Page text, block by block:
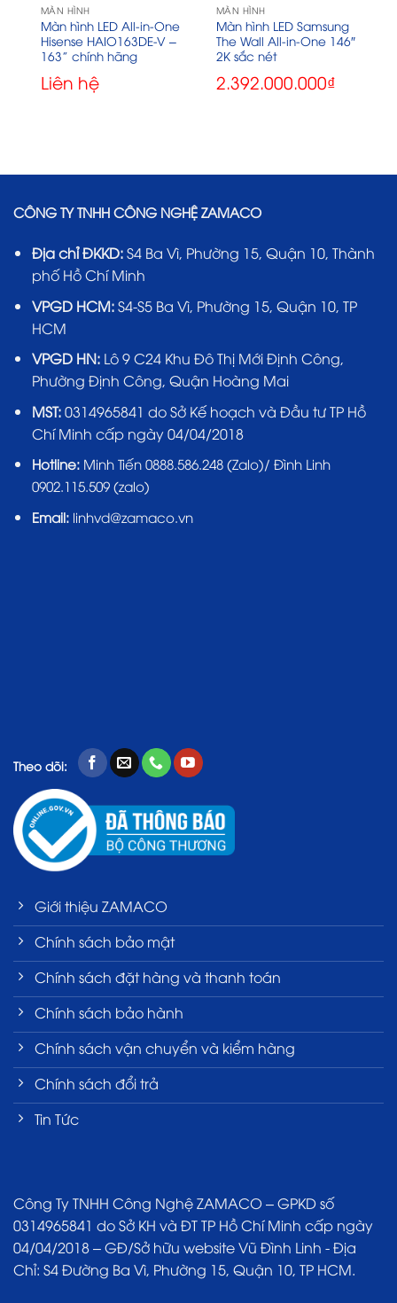
MÀN HÌNH
Màn hình LED All-in-One
Hisense HAIO163DE-V –
163” chính hãng
Liên hệ
MÀN HÌNH
Màn hình LED Samsung
The Wall All-in-One 146″
2K sắc nét
2.392.000.000₫
CÔNG TY TNHH CÔNG NGHỆ ZAMACO
Địa chỉ ĐKKD:S4 Ba Vì, Phường 15, Quận 10, Thành
phố Hồ Chí Minh
VPGD HCM:S4-S5 Ba Vì, Phường 15, Quận 10, TP
HCM
VPGD HN:Lô 9 C24 Khu Đô Thị Mới Định Công,
Phường Định Công, Quận Hoàng Mai
MST:0314965841 do Sở Kế hoạch và Đầu tư TP Hồ
Chí Minh cấp ngày 04/04/2018
Hotline: Minh Tiến 0888.586.248 (Zalo)/ Đình Linh
0902.115.509 (zalo)
Email:linhvd@zamaco.vn
Theo dõi:
Giới thiệu ZAMACO
Chính sách bảo mật
Chính sách đặt hàng và thanh toán
Chính sách bảo hành
Chính sách vận chuyển và kiểm hàng
Chính sách đổi trả
Tin Tức
Công Ty TNHH Công Nghệ ZAMACO – GPKD số
0314965841 do Sở KH và ĐT TP Hồ Chí Minh cấp ngày
04/04/2018 – GĐ/Sở hữu website Vũ Đình Linh - Địa
Chỉ: S4 Đường Ba Vì, Phường 15, Quận 10, TP HCM.